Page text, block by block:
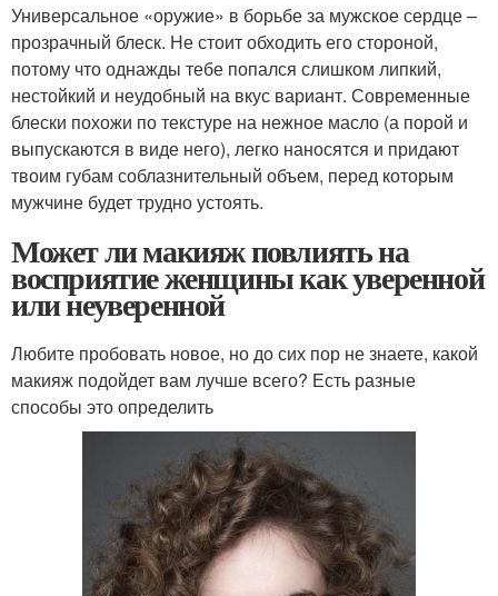
Универсальное «оружие» в борьбе за мужское сердце –
прозрачный блеск. Не стоит обходить его стороной,
потому что однажды тебе попался слишком липкий,
нестойкий и неудобный на вкус вариант. Современные
блески похожи по текстуре на нежное масло (а порой и
выпускаются в виде него), легко наносятся и придают
твоим губам соблазнительный объем, перед которым
мужчине будет трудно устоять.
Может ли макияж повлиять на
восприятие женщины как уверенной
или неуверенной
Любите пробовать новое, но до сих пор не знаете, какой
макияж подойдет вам лучше всего? Есть разные
способы это определить